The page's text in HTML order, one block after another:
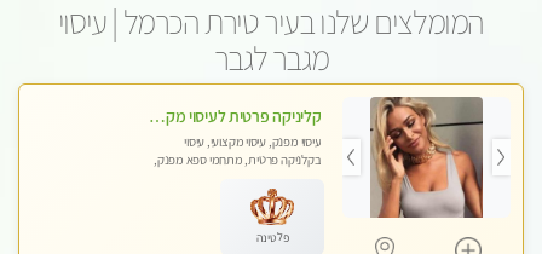
המומלצים שלנו בעיר טירת הכרמל | עיסוי
מגבר לגבר
קליניקה פרטית לעיסוי מקצועי ואלטרנטיבי ברמה גבוהה VIP תתקשר ..... highly recommended..new in the city
עיסוי מפנק, עיסוי מקצועי, עיסוי
בקלניקה פרטית, מתחמי ספא מפנק,
טנטרה, עיסוי מגבר לגבר, עיסוי מגבר
לאישה
פלטינה